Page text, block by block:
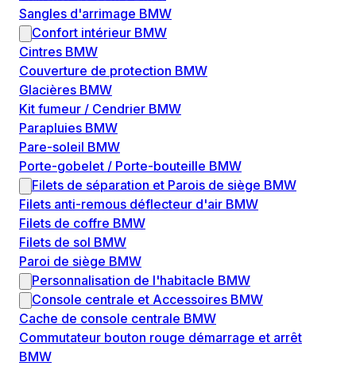
Sangles d'arrimage BMW
Confort intérieur BMW
Cintres BMW
Couverture de protection BMW
Glacières BMW
Kit fumeur / Cendrier BMW
Parapluies BMW
Pare-soleil BMW
Porte-gobelet / Porte-bouteille BMW
Filets de séparation et Parois de siège BMW
Filets anti-remous déflecteur d'air BMW
Filets de coffre BMW
Filets de sol BMW
Paroi de siège BMW
Personnalisation de l'habitacle BMW
Console centrale et Accessoires BMW
Cache de console centrale BMW
Commutateur bouton rouge démarrage et arrêt
BMW